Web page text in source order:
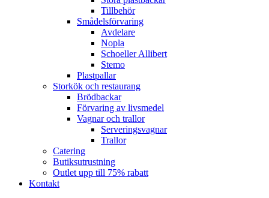
Tillbehör
Smådelsförvaring
Avdelare
Nopla
Schoeller Allibert
Stemo
Plastpallar
Storkök och restaurang
Brödbackar
Förvaring av livsmedel
Vagnar och trallor
Serveringsvagnar
Trallor
Catering
Butiksutrustning
Outlet upp till 75% rabatt
Kontakt